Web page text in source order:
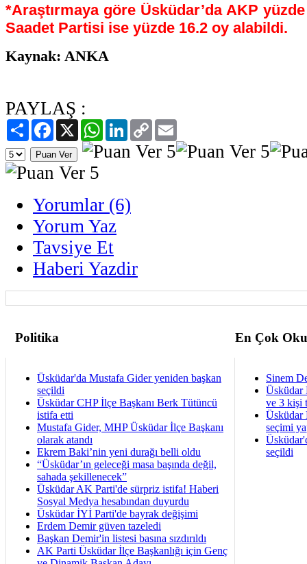
*Araştırmaya göre Üsküdar’da AKP
Saadet Partisi ise yüzde 16.2 oy alabildi.
Kaynak: ANKA
PAYLAŞ :
PaylaşFacebook
X WhatsAppLinkedIn
Copy
Link
Yorumlar (6)
Yorum Yaz
Tavsiye Et
Haberi Yazdir
Politika En Çok
Üsküdar'da Mustafa Gider yeniden başkan
seçildi
Üsküdar CHP İlçe Başkanı Berk Tütüncü
istifa etti
Mustafa Gider, MHP Üsküdar İlçe Başkanı
olarak atandı
Ekrem Baki’nin yeni durağı belli oldu
“Üsküdar’ın geleceği masa başında değil,
sahada şekillenecek”
Üsküdar AK Parti'de sürpriz istifa! Haberi
Sosyal Medya hesabından duyurdu
Üsküdar İYİ Parti'de bayrak değişimi
Erdem Demir güven tazeledi
Başkan Demir'in listesi basına sızdırıldı
AK Parti Üsküdar İlçe Başkanlığı için Genç
Sinem
Üsküdar
ve 3 kişi
Üsküdar
seçimi
seçildi